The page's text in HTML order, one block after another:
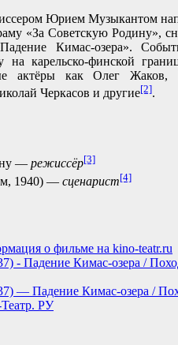
Юрием Музыкантом
«За Советскую Родину»,
Кимас-озера».
на карельско-финской
актёры как Олег Жаков,
Черкасов и другие[2].
— режиссёр[3]
1940) — сценарист[4]
о фильме на kino-teatr.ru
- Падение Кимас-озера /
— Падение Кимас-озера /
РУ